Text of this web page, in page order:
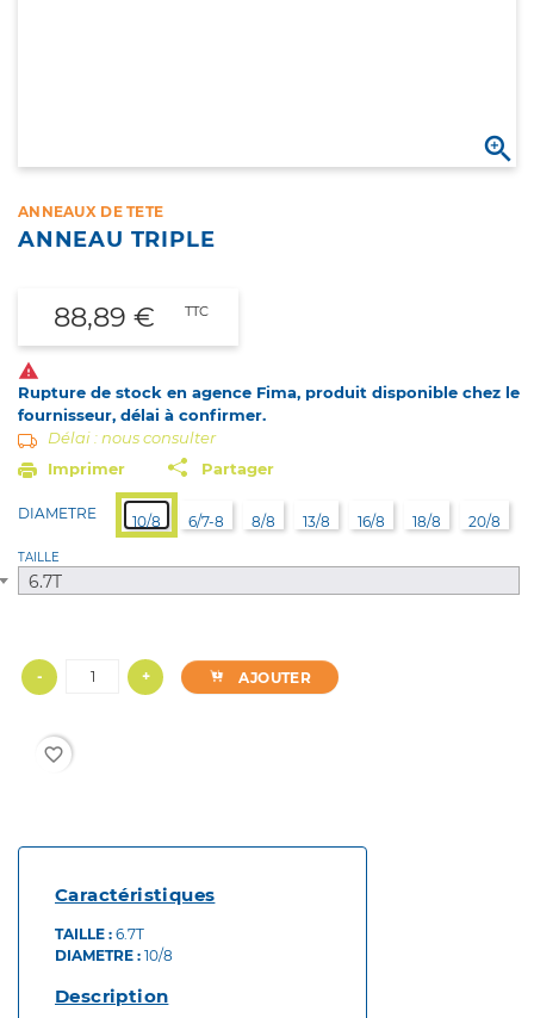

ANNEAUX DE TETE
ANNEAU TRIPLE
88,89 € TTC

Rupture de stock en agence Fima, produit disponible chez le
fournisseur, délai à confirmer.
Délai : nous consulter
Imprimer
Partager
DIAMETRE 10/8 6/7-8 8/8 13/8 16/8 18/8 20/8
TAILLE
6.7T
- + AJOUTER
favorite_border
Caractéristiques
TAILLE : 6.7T
DIAMETRE : 10/8
Description